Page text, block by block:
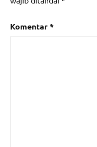
Komentar*